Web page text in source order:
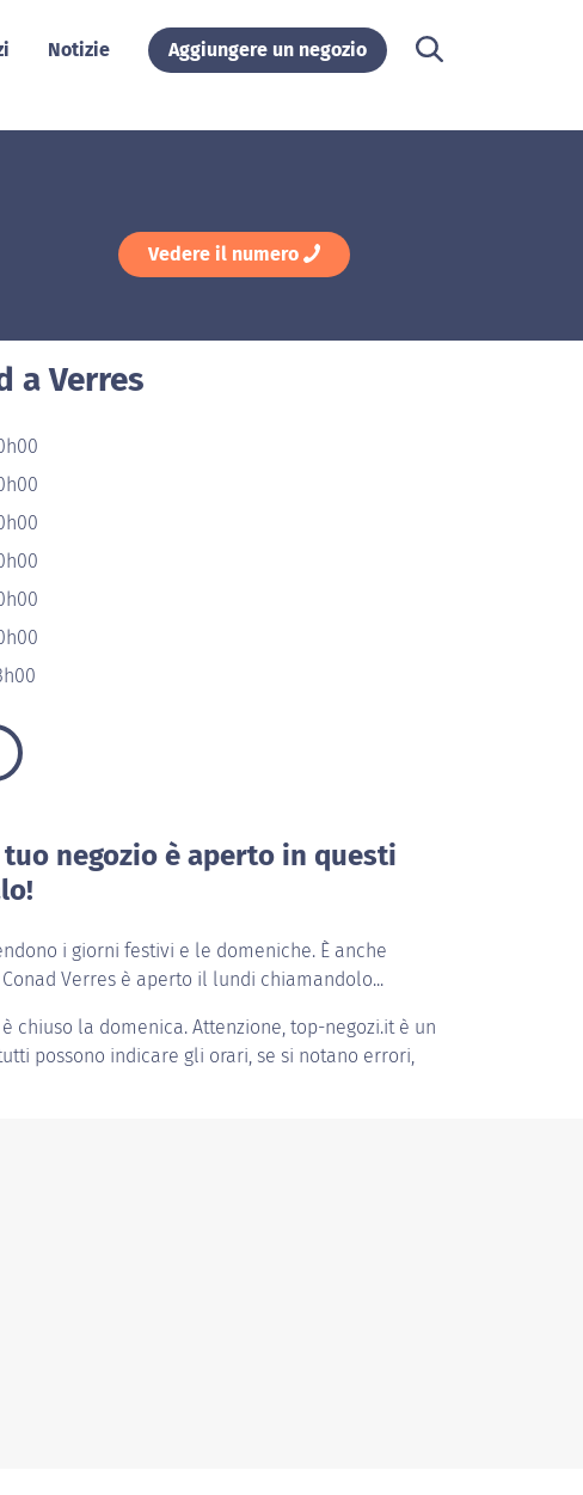
Notizie Aggiungere un negozio
Vedere il numero
a Verres
tuo negozio è aperto in questi
i giorni festivi e le domeniche. È anche
Verres è aperto il lundi chiamandolo...
è chiuso la domenica. Attenzione, top-negozi.it è un
possono indicare gli orari, se si notano errori,